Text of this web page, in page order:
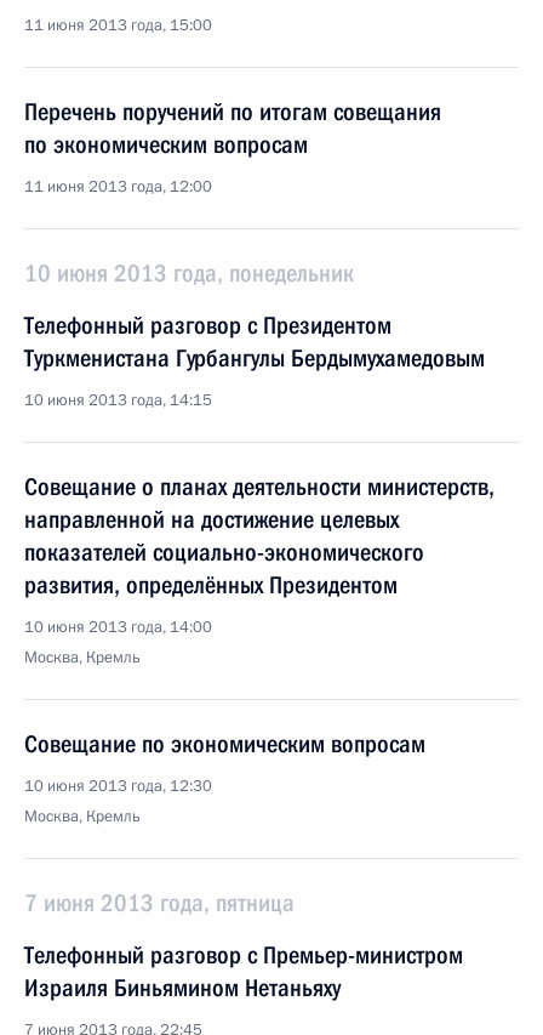
11 июня 2013 года, 15:00
Перечень поручений по итогам совещания
по экономическим вопросам
11 июня 2013 года, 12:00
10 июня 2013 года, понедельник
Телефонный разговор с Президентом
Туркменистана Гурбангулы Бердымухамедовым
10 июня 2013 года, 14:15
Совещание о планах деятельности министерств,
направленной на достижение целевых
показателей социально-экономического
развития, определённых Президентом
10 июня 2013 года, 14:00
Москва, Кремль
Совещание по экономическим вопросам
10 июня 2013 года, 12:30
Москва, Кремль
7 июня 2013 года, пятница
Телефонный разговор с Премьер-министром
Израиля Биньямином Нетаньяху
7 июня 2013 года, 22:45